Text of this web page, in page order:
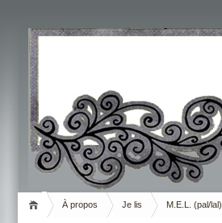
Livrement
À propos Je lis M.E.L. (pal/lal)